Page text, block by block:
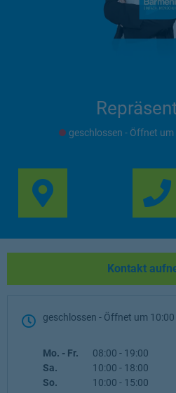
geschlossen - Öffnet um
Link
Kontakt
geschlossen - Öffnet um 10:00
Wochentag Öffnungszeiten
Mo. - Fr. 08:00 - 19:00
Sa.
10:00 - 18:00
So.
10:00 - 15:00